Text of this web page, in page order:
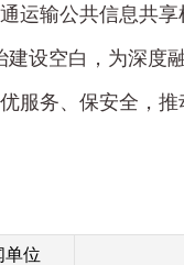
运输公共信息共
建设空白，为深度
服务、保安全，
单位